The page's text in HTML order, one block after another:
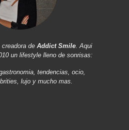
creadora de Addict Smile. Aqui
un lifestyle lleno de sonrisas:
tendencias, ocio,
lujo y mucho mas.